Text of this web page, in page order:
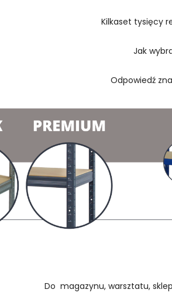
Kilkaset tysięcy
Jak
Odpowiedź
Do magazynu, warsztatu,